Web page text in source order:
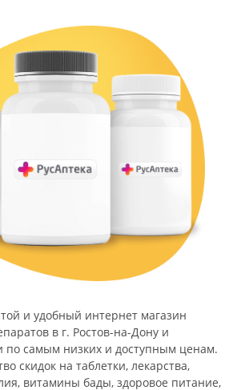
и удобный интернет магазин
в г. Ростов-на-Дону и
по самым низких и доступным ценам.
скидок на таблетки, лекарства,
витамины бады, здоровое питание,